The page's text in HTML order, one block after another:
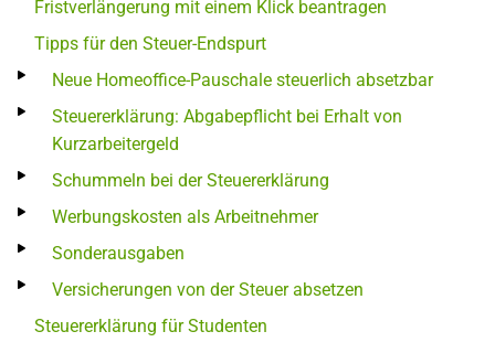
Fristverlängerung mit einem Klick beantragen
Tipps für den Steuer-Endspurt
Neue Homeoffice-Pauschale steuerlich absetzbar
Steuererklärung: Abgabepflicht bei Erhalt von
Kurzarbeitergeld
Schummeln bei der Steuererklärung
Werbungskosten als Arbeitnehmer
Sonderausgaben
Versicherungen von der Steuer absetzen
Steuererklärung für Studenten